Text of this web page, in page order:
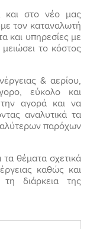
και στο νέο μας
τον καταναλωτή
και υπηρεσίες με
το κόστος
& αερίου,
εύκολο και
την αγορά και να
αναλυτικά τα
παρόχων
θέματα σχετικά
καθώς και
διάρκεια της